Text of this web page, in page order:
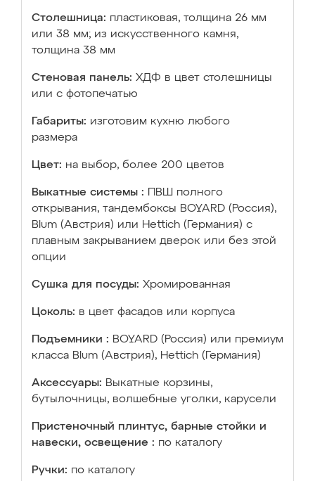
Столешница: пластиковая, толщина 26 мм
или 38 мм; из искусственного камня,
толщина 38 мм
Стеновая панель: ХДФ в цвет столешницы
или с фотопечатью
Габариты: изготовим кухню любого
размера
Цвет: на выбор, более 200 цветов
Выкатные системы :
ПВШ полного
открывания, тандембоксы BOYARD (Россия),
Blum (Австрия) или Hettich (Германия) с
плавным закрыванием дверок или без этой
опции
Сушка для посуды: Хромированная
Цоколь: в цвет фасадов или корпуса
Подъемники : BOYARD (Россия) или премиум
класса Blum (Австрия), Hettich (Германия)
Аксессуары: Выкатные корзины,
бутылочницы, волшебные уголки, карусели
Пристеночный плинтус, барные стойки и
навески, освещение : по каталогу
Ручки: по каталогу